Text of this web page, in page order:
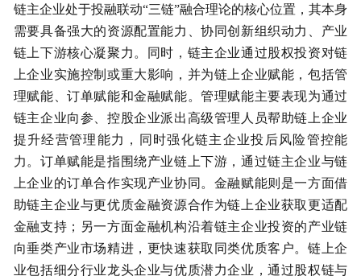
链主企业处于投融联动“三链”融合理论的核心位置，其本身
需要具备强大的资源配置能力、协同创新组织动力、产业
链上下游核心凝聚力。同时，链主企业通过股权投资对链
上企业实施控制或重大影响，并为链上企业赋能，包括管
理赋能、订单赋能和金融赋能。管理赋能主要表现为通过
链主企业向参、控股企业派出高级管理人员帮助链上企业
提升经营管理能力，同时强化链主企业投后风险管控能
力。订单赋能是指围绕产业链上下游，通过链主企业与链
上企业的订单合作实现产业协同。金融赋能则是一方面借
助链主企业与更优质金融资源合作为链上企业获取更适配
金融支持；另一方面金融机构沿着链主企业投资的产业链
向垂类产业市场精进，更快速获取同类优质客户。链上企
业包括细分行业龙头企业与优质潜力企业，通过股权链与